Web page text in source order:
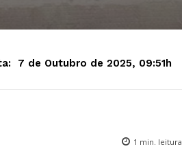
7 de Outubro de 2025, 09:51h
1 min. leitura